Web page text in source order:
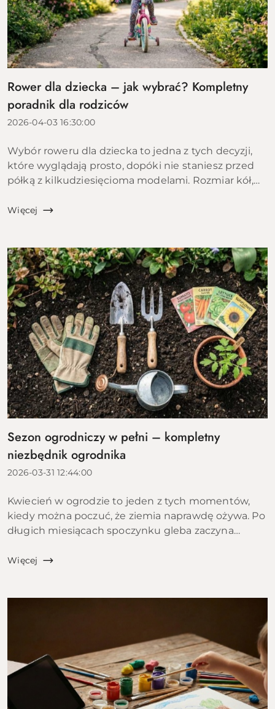
Rower dla dziecka – jak wybrać? Kompletny
poradnik dla rodziców
2026-04-03 16:30:00
Wybór roweru dla dziecka to jedna z tych decyzji,
które wyglądają prosto, dopóki nie staniesz przed
półką z kilkudziesięcioma modelami. Rozmiar kół,
waga &ndas...
Więcej
Sezon ogrodniczy w pełni – kompletny
niezbędnik ogrodnika
2026-03-31 12:44:00
Kwiecień w ogrodzie to jeden z tych momentów,
kiedy można poczuć, że ziemia naprawdę ożywa. Po
długich miesiącach spoczynku gleba zaczyna
zimowego odrętwienia, a lista rzeczy do zrobienia
Więcej